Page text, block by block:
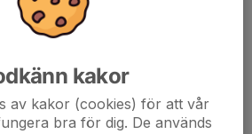
kakor
av kakor (cookies) för att vår
bra för dig. De används